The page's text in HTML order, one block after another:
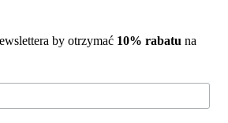
by otrzymać 10% rabatu na